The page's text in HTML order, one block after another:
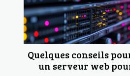
Quelques conseils
un serveur web